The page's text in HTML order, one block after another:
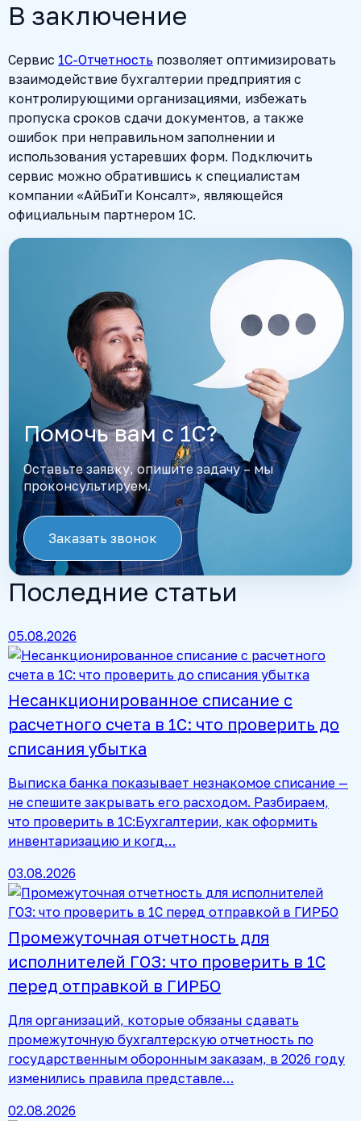
В заключение
Сервис 1C-Отчетность позволяет оптимизировать
взаимодействие бухгалтерии предприятия с
контролирующими организациями, избежать
пропуска сроков сдачи документов, а также
ошибок при неправильном заполнении и
использования устаревших форм. Подключить
сервис можно обратившись к специалистам
компании «АйБиТи Консалт», являющейся
официальным партнером 1С.
Помочь вам с 1С?
Оставьте заявку, опишите задачу – мы
проконсультируем.
Заказать звонок
Последние статьи
05.08.2026
Несанкционированное списание с
расчетного счета в 1С: что проверить до
списания убытка
Выписка банка показывает незнакомое списание —
не спешите закрывать его расходом. Разбираем,
что проверить в 1С:Бухгалтерии, как оформить
инвентаризацию и когд…
03.08.2026
Промежуточная отчетность для
исполнителей ГОЗ: что проверить в 1С
перед отправкой в ГИРБО
Для организаций, которые обязаны сдавать
промежуточную бухгалтерскую отчетность по
государственным оборонным заказам, в 2026 году
изменились правила представле…
02.08.2026